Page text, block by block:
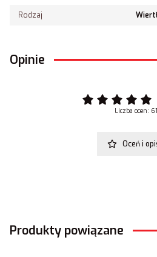
Rodzaj
Opinie
Liczba ocen: 61
Oceń i
Produkty powiązane